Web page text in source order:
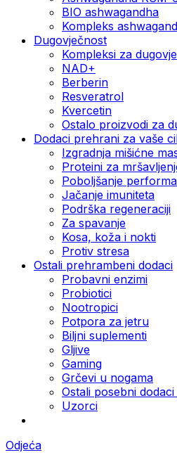
BIO ashwagandha
Kompleks
Dugovječnost
Kompleksi za
NAD+
Berberin
Resveratrol
Kvercetin
Ostalo proizvodi za
Dodaci prehrani za vaše
Izgradnja mišićne
Proteini za
Poboljšanje
Jačanje imuniteta
Podrška regeneraciji
Za spavanje
Kosa, koža i nokti
Protiv stresa
Ostali prehrambeni dodaci
Probavni enzimi
Probiotici
Nootropici
Potpora za jetru
Biljni suplementi
Gljive
Gaming
Grčevi u nogama
Ostali posebni
Uzorci
Odjeća